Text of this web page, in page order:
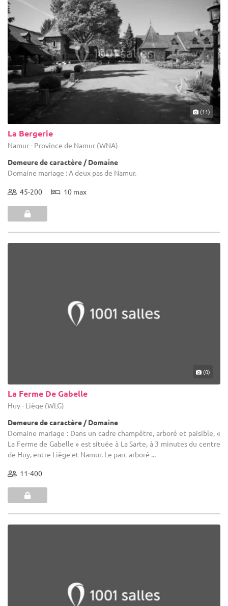
(11)
La Bergerie
Namur - Province de Namur (WNA)
Demeure de caractère / Domaine
Domaine mariage : A deux pas de Namur.
45-200 10 max
(0)
La Ferme De Gabelle
Huy - Liège (WLG)
Demeure de caractère / Domaine
Domaine mariage : Dans un cadre champêtre, arboré et paisible, «
La Ferme de Gabelle » est située à La Sarte, à 3 minutes du centre
de Huy, entre Liège et Namur. Le parc arboré ...
11-400